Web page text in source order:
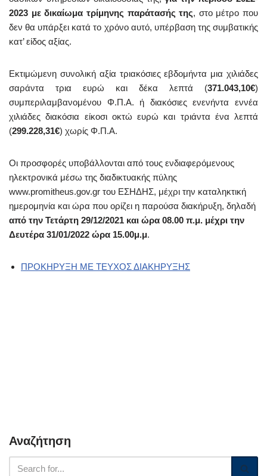
2023 με δικαίωμα τρίμηνης παράτασής της, στο μέτρο που
δεν θα υπάρξει κατά το χρόνο αυτό, υπέρβαση της συμβατικής
κατ’ είδος αξίας.
Εκτιμώμενη συνολική αξία τριακόσιες εβδομήντα μια χιλιάδες
σαράντα τρια ευρώ και δέκα λεπτά (371.043,10€)
συμπεριλαμβανομένου Φ.Π.Α. ή διακόσιες ενενήντα εννέα
χιλιάδες διακόσια είκοσι οκτώ ευρώ και τριάντα ένα λεπτά
(299.228,31€) χωρίς Φ.Π.Α.
Οι προσφορές υποβάλλονται από τους ενδιαφερόμενους
ηλεκτρονικά μέσω της διαδικτυακής πύλης
www.promitheus.gov.gr του ΕΣΗΔΗΣ, μέχρι την καταληκτική
ημερομηνία και ώρα που ορίζει η παρούσα διακήρυξη, δηλαδή
από την Τετάρτη 29/12/2021 και ώρα 08.00 π.μ. μέχρι την
Δευτέρα 31/01/2022 ώρα 15.00μ.μ.
ΠΡΟΚΗΡΥΞΗ ΜΕ ΤΕΥΧΟΣ ΔΙΑΚΗΡΥΞΗΣ
Αναζήτηση